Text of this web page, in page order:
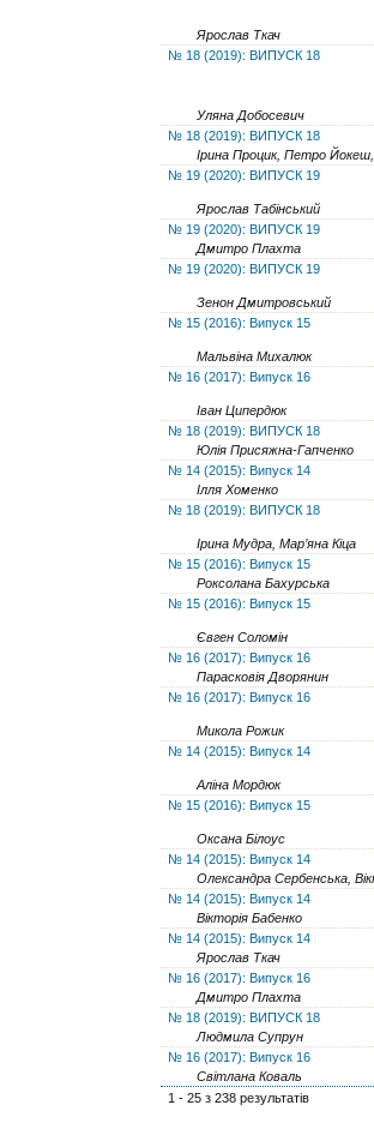
Ярослав Ткач
№ 18 (2019): ВИПУСК 18
Уляна Добосевич
№ 18 (2019): ВИПУСК 18
Ірина Процик, Петро
№ 19 (2020): ВИПУСК 19
Ярослав Табінський
№ 19 (2020): ВИПУСК 19
Дмитро Плахта
№ 19 (2020): ВИПУСК 19
Зенон Дмитровський
№ 15 (2016): Випуск 15
Мальвіна Михалюк
№ 16 (2017): Випуск 16
Іван Ципердюк
№ 18 (2019): ВИПУСК 18
Юлія Присяжна-Гапченко
№ 14 (2015): Випуск 14
Ілля Хоменко
№ 18 (2019): ВИПУСК 18
Ірина Мудра, Мар’яна Кіца
№ 15 (2016): Випуск 15
Роксолана Бахурська
№ 15 (2016): Випуск 15
Євген Соломін
№ 16 (2017): Випуск 16
Парасковія Дворянин
№ 16 (2017): Випуск 16
Микола Рожик
№ 14 (2015): Випуск 14
Аліна Мордюк
№ 15 (2016): Випуск 15
Оксана Білоус
№ 14 (2015): Випуск 14
Олександра Сербенська,
№ 14 (2015): Випуск 14
Вікторія Бабенко
№ 14 (2015): Випуск 14
Ярослав Ткач
№ 16 (2017): Випуск 16
Дмитро Плахта
№ 18 (2019): ВИПУСК 18
Людмила Супрун
№ 16 (2017): Випуск 16
Світлана Коваль
1 - 25 з 238 результатів